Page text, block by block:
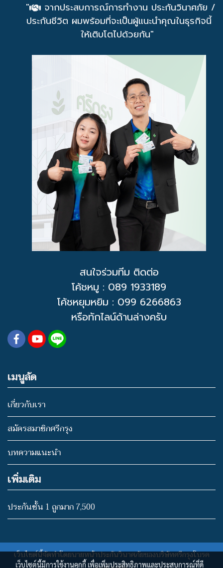
"
จากประสบการณ์การทำงาน ประกันวินาศภัย /
ประกันชีวิต ผมพร้อมที่จะเป็นผู้แนะนำคุณในธุรกิจนี้
ให้เติบโตไปด้วยกัน"
สนใจร่วมทีม ติดต่อ
โค้ชหมู : 089 1933189
โค้ชหยุมหยิม : 099 6266863
หรือทักไลน์ด้านล่างครับ
เมนูลัด
เกี่ยวกับเรา
สมัครสมาชิกศรีกรุง
บทความแนะนำ
เพิ่มเติม
ประกันชั้น 1 ถูกมาก 7,500
เว็บไซต์นี้จัดทำโดยนายหน้าประกันวินาศภัยของบริษัทศรีกรุงโบรค
เว็บไซต์นี้มีการใช้งานคุกกี้ เพื่อเพิ่มประสิทธิภาพและประสบการณ์ที่ดี